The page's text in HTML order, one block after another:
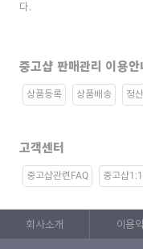
다.
중고샵 판매관리 이용안
상품등록 상품배송 정산
고객센터
중고샵관련FAQ 중고샵
회사소개 이용